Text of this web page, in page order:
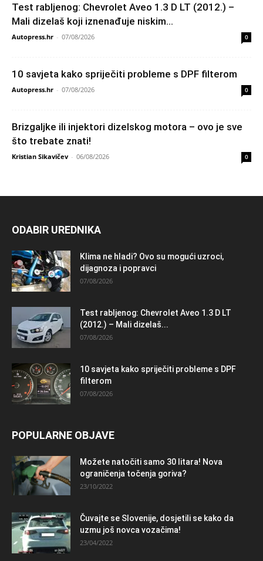
Test rabljenog: Chevrolet Aveo 1.3 D LT (2012.) –
Mali dizelaš koji iznenađuje niskim...
Autopress.hr - 07/08/2026 0
10 savjeta kako spriječiti probleme s DPF filterom
Autopress.hr - 07/08/2026 0
Brizgaljke ili injektori dizelskog motora – ovo je sve
što trebate znati!
Kristian Sikavičev - 06/08/2026 0
ODABIR UREDNIKA
Klima ne hladi? Ovo su mogući uzroci,
dijagnoza i popravci
07/08/2026
Test rabljenog: Chevrolet Aveo 1.3 D LT
(2012.) – Mali dizelaš...
07/08/2026
10 savjeta kako spriječiti probleme s DPF
filterom
07/08/2026
POPULARNE OBJAVE
Možete natočiti samo 30 litara! Nova
ograničenja točenja goriva?
23/10/2022
Čuvajte se Slovenije, dosjetili se kako da
uzmu još novca vozačima!
23/04/2022